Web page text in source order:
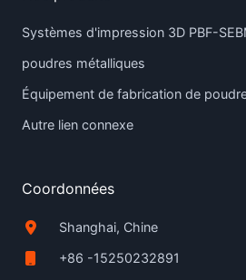
Systèmes d'impression 3D PBF-
poudres métalliques
Équipement de fabrication de
Autre lien connexe
Coordonnées
Shanghai, Chine
+86 -15250232891